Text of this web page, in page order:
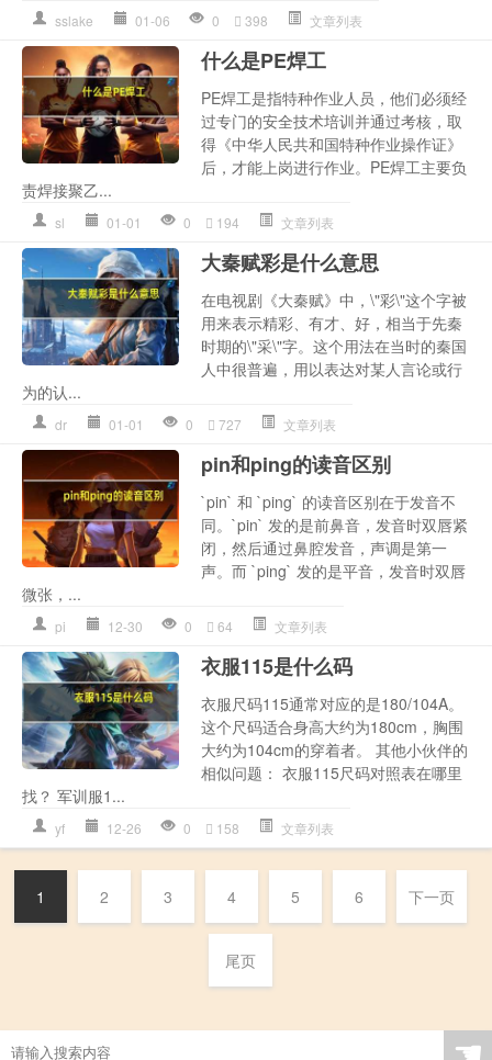
sslake 01-06 0 398 文章列表
什么是PE焊工
PE焊工是指特种作业人员，他们必须经
过专门的安全技术培训并通过考核，取
得《中华人民共和国特种作业操作证》
后，才能上岗进行作业。PE焊工主要负
责焊接聚乙...
sl 01-01 0 194 文章列表
大秦赋彩是什么意思
在电视剧《大秦赋》中，\"彩\"这个字被
用来表示精彩、有才、好，相当于先秦
时期的\"采\"字。这个用法在当时的秦国
人中很普遍，用以表达对某人言论或行
为的认...
dr 01-01 0 727 文章列表
pin和ping的读音区别
`pin` 和 `ping` 的读音区别在于发音不
同。`pin` 发的是前鼻音，发音时双唇紧
闭，然后通过鼻腔发音，声调是第一
声。而 `ping` 发的是平音，发音时双唇
微张，...
pi 12-30 0 64 文章列表
衣服115是什么码
衣服尺码115通常对应的是180/104A。
这个尺码适合身高大约为180cm，胸围
大约为104cm的穿着者。 其他小伙伴的
相似问题： 衣服115尺码对照表在哪里
找？ 军训服1...
yf 12-26 0 158 文章列表
1 2 3 4 5 6 下一页
尾页